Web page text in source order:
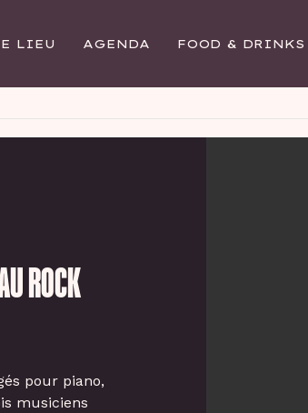
LIEU AGENDA FOOD & DRINKS
ROCK
pour piano,
musiciens